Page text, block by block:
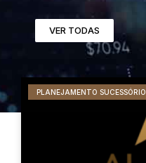
VER TODAS
PLANEJAMENTO SUCESSÓRIO